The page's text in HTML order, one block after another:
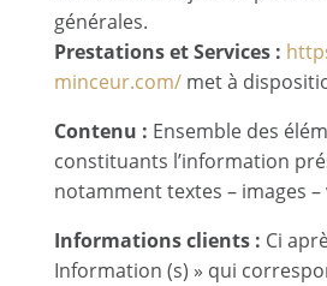
générales.
Prestations et Services :
minceur.com/ met à
Contenu : Ensemble des
constituants l’information
notamment textes – images –
Informations clients : Ci
Information (s) » qui